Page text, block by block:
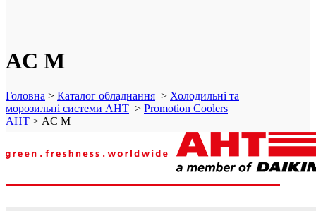
AC M
Головна > Каталог обладнання > Холодильні та
морозильні системи AHT > Promotion Coolers
AHT > AC M